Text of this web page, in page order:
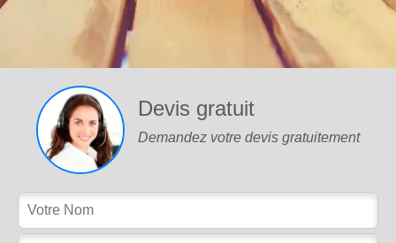
Devis gratuit
Demandez votre devis gratuitement